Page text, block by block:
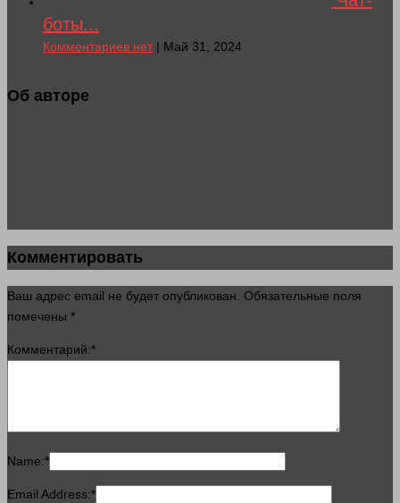
боты...
Комментариев нет| Май 31, 2024
Об авторе
Комментировать
Ваш адрес email не будет опубликован. Обязательные поля
помечены *
Комментарий:*
Name:*
Email Address:*